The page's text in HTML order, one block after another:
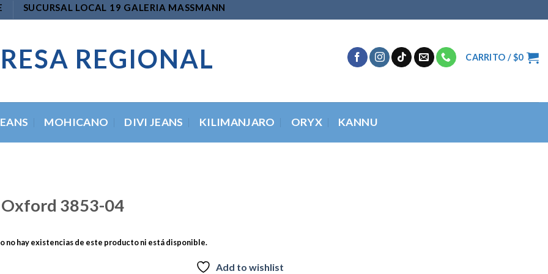
SUCURSAL LOCAL 19 GALERIA MASSMANN
REGIONAL CARRITO /$0
MOHICANO DIVI JEANS KILIMANJARO ORYX KANNU
3853-04
no hay existencias de este producto ni está disponible.
Add to wishlist